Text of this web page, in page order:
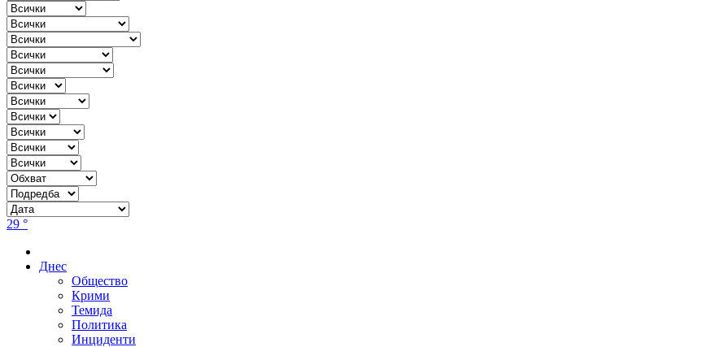
29 °
Днес
Общество
Крими
Темида
Политика
Инциденти